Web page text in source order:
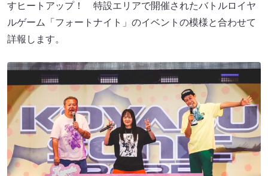
すヒートアップ！ 特設エリアで開催されたバトルロイヤ
ルゲーム「フォートナイト」のイベントの模様と合わせて
詳報します。